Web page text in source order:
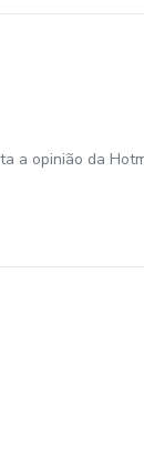
a opinião da